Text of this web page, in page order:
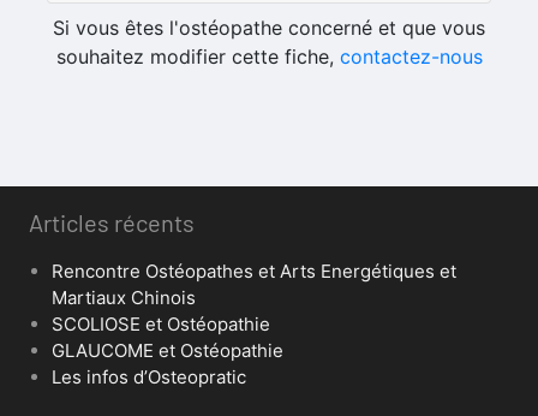
Si vous êtes l'ostéopathe concerné et que vous
souhaitez modifier cette fiche, contactez-nous
Articles récents
Rencontre Ostéopathes et Arts Energétiques et
Martiaux Chinois
SCOLIOSE et Ostéopathie
GLAUCOME et Ostéopathie
Les infos d’Osteopratic